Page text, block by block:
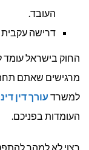
העובד.
דרישה
החוק בישראל עומד
מרגישים שאתם תחת
למשרד עורך דין
העומדות בפניכם.
רצוי לא למהר